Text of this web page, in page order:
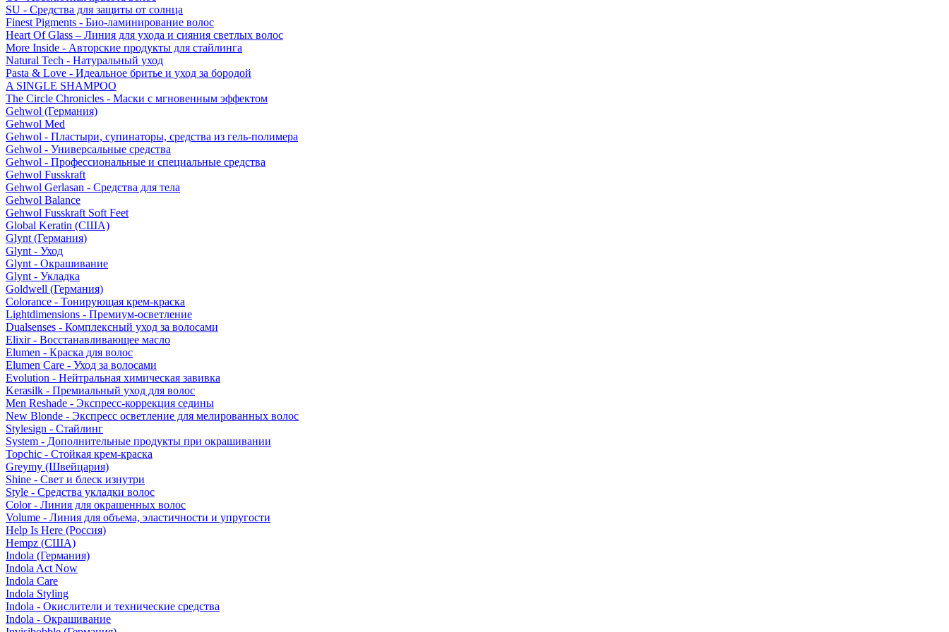
SU - Средства для защиты от солнца
Finest Pigments - Био-ламинирование волос
Heart Of Glass – Линия для ухода и сияния светлых волос
More Inside - Авторские продукты для стайлинга
Natural Tech - Натуральный уход
Pasta & Love - Идеальное бритье и уход за бородой
A SINGLE SHAMPOO
The Circle Chronicles - Маски с мгновенным эффектом
Gehwol (Германия)
Gehwol Med
Gehwol - Пластыри, супинаторы, средства из гель-полимера
Gehwol - Универсальные средства
Gehwol - Профессиональные и специальные средства
Gehwol Fusskraft
Gehwol Gerlasan - Средства для тела
Gehwol Balance
Gehwol Fusskraft Soft Feet
Global Keratin (США)
Glynt (Германия)
Glynt - Уход
Glynt - Окрашивание
Glynt - Укладка
Goldwell (Германия)
Colorance - Тонирующая крем-краска
Lightdimensions - Премиум-осветление
Dualsenses - Комплексный уход за волосами
Elixir - Восстанавливающее масло
Elumen - Краска для волос
Elumen Care - Уход за волосами
Evolution - Нейтральная химическая завивка
Kerasilk - Премиальный уход для волос
Men Reshade - Экспресс-коррекция седины
New Blonde - Экспресс осветление для мелированных волос
Stylesign - Стайлинг
System - Дополнительные продукты при окрашивании
Topchic - Стойкая крем-краска
Greymy (Швейцария)
Shine - Свет и блеск изнутри
Style - Средства укладки волос
Color - Линия для окрашенных волос
Volume - Линия для объема, эластичности и упругости
Help Is Here (Россия)
Hempz (США)
Indola (Германия)
Indola Act Now
Indola Care
Indola Styling
Indola - Окислители и технические средства
Indola - Окрашивание